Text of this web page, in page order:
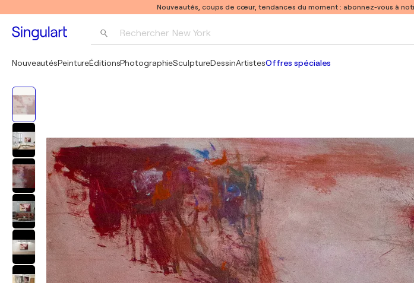
Nouveautés, coups de cœur, tendances du moment : abonnez-vous à
Rechercher New York
NouveautésPeintureÉditionsPhotographieSculptureDessinArtistesOffres spéciales